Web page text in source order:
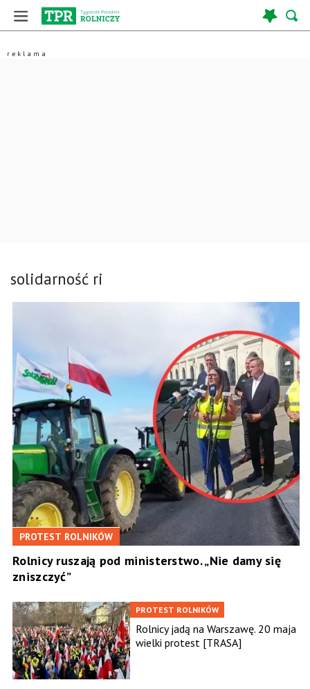
solidarność ri
PROTEST ROLNIKÓW
Rolnicy ruszają pod ministerstwo. „Nie damy się
zniszczyć”
PROTEST ROLNIKÓW
Rolnicy jadą na Warszawę. 20 maja
wielki protest [TRASA]